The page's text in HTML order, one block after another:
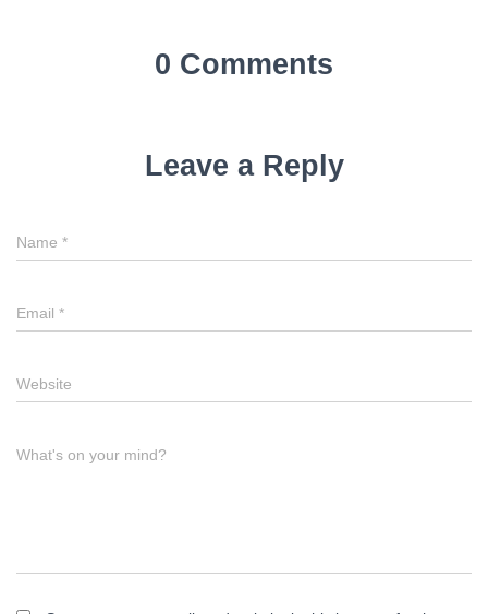
0 Comments
Leave a Reply
Name *
Email *
Website
What's on your mind?